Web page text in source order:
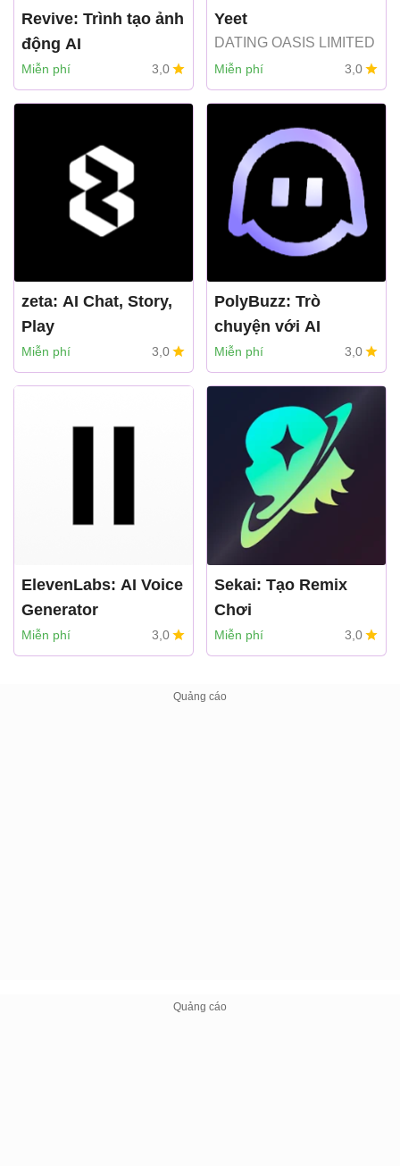
Revive: Trình tạo ảnh
động AI
REFACEAI LIMITED
Miễn phí 3,0
Yeet
DATING OASIS LIMITED
Miễn phí 3,0
zeta: AI Chat, Story,
Play
Miễn phí 3,0
PolyBuzz: Trò
chuyện với AI
CLOUD WHALE
INTERACTIVE
Miễn phí 3,0
ElevenLabs: AI Voice
Generator
Eleven Labs INC
Miễn phí 3,0
Sekai: Tạo Remix
Chơi
sekai
Miễn phí 3,0